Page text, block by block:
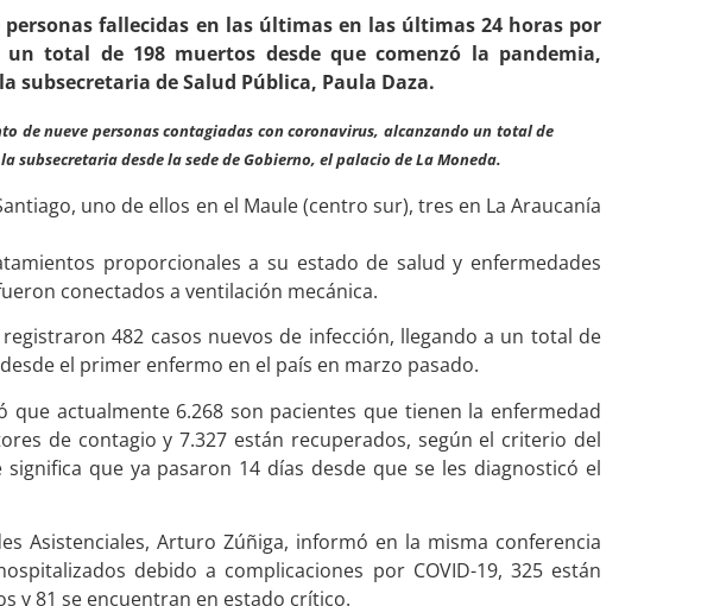
personas fallecidas en las últimas en las últimas 24 horas por
total de 198 muertos desde que comenzó la pandemia,
subsecretaria de Salud Pública, Paula Daza.
de nueve personas contagiadas con coronavirus, alcanzando un total de
subsecretaria desde la sede de Gobierno, el palacio de La Moneda.
uno de ellos en el Maule (centro sur), tres en La Araucanía
proporcionales a su estado de salud y enfermedades
conectados a ventilación mecánica.
482 casos nuevos de infección, llegando a un total de
el primer enfermo en el país en marzo pasado.
que actualmente 6.268 son pacientes que tienen la enfermedad
de contagio y 7.327 están recuperados, según el criterio del
que ya pasaron 14 días desde que se les diagnosticó el
Asistenciales, Arturo Zúñiga, informó en la misma conferencia
debido a complicaciones por COVID-19, 325 están
y 81 se encuentran en estado crítico.